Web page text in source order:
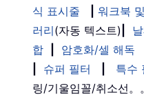
식 표시줄
워크북
러리(자동 텍스트)
합
암호화/셀 해독
슈퍼 필터 특수
링/기울임꼴/취소선。